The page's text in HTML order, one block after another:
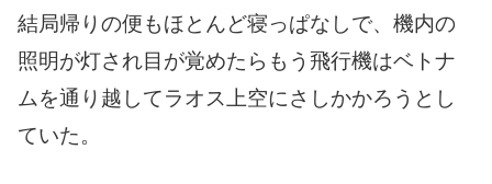
結局帰りの便もほとんど寝っぱなしで、機内の
照明が灯され目が覚めたらもう飛行機はベトナ
ムを通り越してラオス上空にさしかかろうとし
ていた。